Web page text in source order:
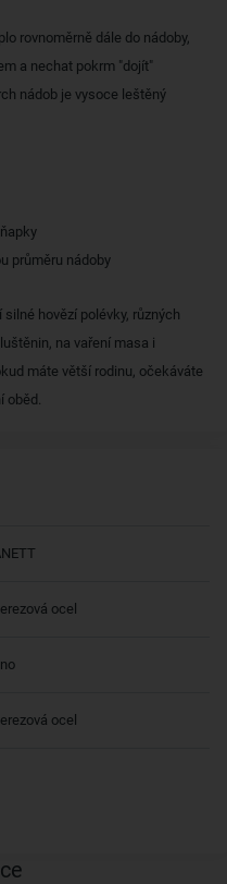
rovnoměrně dále do nádoby,
a nechat pokrm "dojít"
nádob je vysoce leštěný
průměru nádoby
hovězí polévky, různých
na vaření masa i
máte větší rodinu, očekáváte
oběd.
ocel
ocel